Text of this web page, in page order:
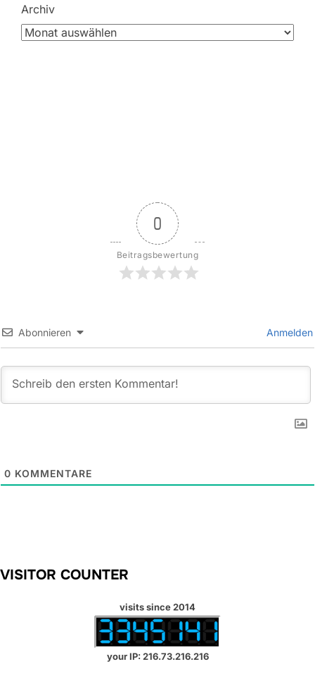
Archiv
0
Beitragsbewertung
Abonnieren Anmelden
0 KOMMENTARE
VISITOR COUNTER
visits since 2014
your IP: 216.73.216.216